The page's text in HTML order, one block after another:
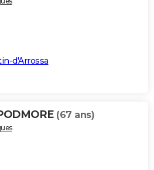
d'Arrossa
(67 ans)